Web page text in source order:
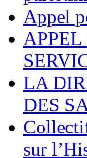
Appel
LA
DES
sur